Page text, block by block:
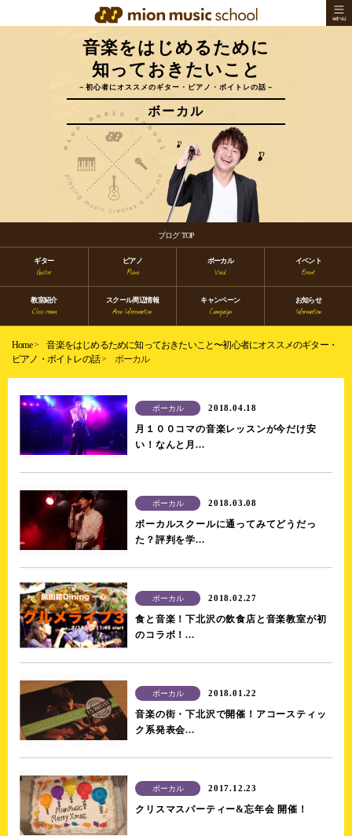
音楽をはじめるために
知っておきたいこと
－初心者にオススメのギター・ピアノ・ボイトレの話－
ボーカル
ブログ TOP
ギター ピアノ ボーカル イベント
教室紹介 スクール周辺情報 キャンペーン お知らせ
Home>
音楽をはじめるために知っておきたいこと〜初心者にオススメのギター・
ピアノ・ボイトレの話> ボーカル
ボーカル 2018.04.18
月１００コマの音楽レッスンが今だけ安
い！なんと月...
ボーカル 2018.03.08
ボーカルスクールに通ってみてどうだっ
た？評判を学...
ボーカル 2018.02.27
食と音楽！下北沢の飲食店と音楽教室が初
のコラボ！...
ボーカル 2018.01.22
音楽の街・下北沢で開催！アコースティッ
ク系発表会...
ボーカル 2017.12.23
クリスマスパーティー&忘年会 開催！